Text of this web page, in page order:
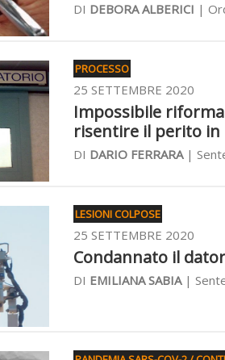
DI DEBORA ALBERICI |
PROCESSO
25 SETTEMBRE 2020
Impossibile
risentire il perito
DI DARIO FERRARA|
LESIONI COLPOSE
25 SETTEMBRE 2020
Condannato il
DI EMILIANA SABIA|